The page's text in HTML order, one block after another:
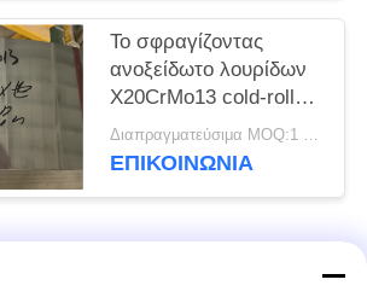
Το σφραγίζοντας
ανοξείδωτο λουρίδων
X20CrMo13 cold-rolled
η ανοπτημένη σπείρα Διαπραγματεύσιμα MOQ:1 τόνος
ΕΠΙΚΟΙΝΩΝΊΑ